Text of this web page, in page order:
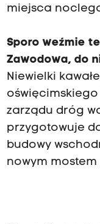
miejsca
Sporo weźmie
Zawodowa, do
Niewielki
zarządu dróg
przygotowuje
budowy
nowym mostem